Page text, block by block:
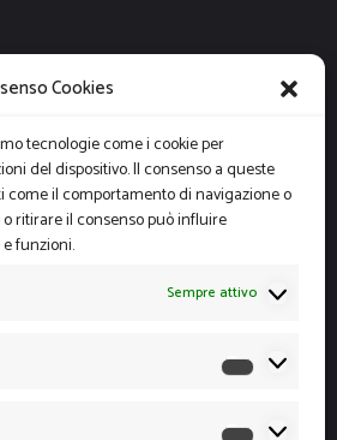
Cookies
tecnologie come i cookie per
del dispositivo. Il consenso a queste
il comportamento di navigazione o
ritirare il consenso può influire
funzioni.
Sempre attivo